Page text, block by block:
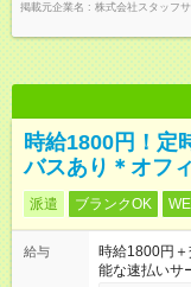
掲載元企業名
株式会社スタッフ
時給1800円！定
バスあり＊オフ
派遣 ブランクOK
給与
時給1800円
能な速払いサ